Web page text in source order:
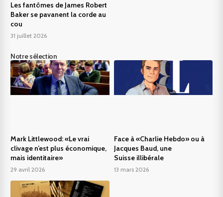
Les fantômes de James Robert
Baker se pavanent la corde au
cou
31 juillet 2026
Notre sélection
Mark Littlewood: «Le vrai
clivage n’est plus économique,
mais identitaire»
29 avril 2026
Face à «Charlie Hebdo» ou à
Jacques Baud, une
Suisse illibérale
13 mars 2026